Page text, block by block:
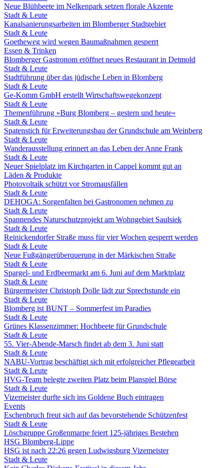
Neue Blühbeete im Nelkenpark setzen florale Akzente
Stadt & Leute
Kanalsanierungsarbeiten im Blomberger Stadtgebiet
Stadt & Leute
Goetheweg wird wegen Baumaßnahmen gesperrt
Essen & Trinken
Blomberger Gastronom eröffnet neues Restaurant in Detmold
Stadt & Leute
Stadtführung über das jüdische Leben in Blomberg
Stadt & Leute
Ge-Komm GmbH erstellt Wirtschaftswegekonzept
Stadt & Leute
Themenführung »Burg Blomberg – gestern und heute«
Stadt & Leute
Spatenstich für Erweiterungsbau der Grundschule am Weinberg
Stadt & Leute
Wanderausstellung erinnert an das Leben der Anne Frank
Stadt & Leute
Neuer Spielplatz im Kirchgarten in Cappel kommt gut an
Läden & Produkte
Photovoltaik schützt vor Stromausfällen
Stadt & Leute
DEHOGA: Sorgenfalten bei Gastronomen nehmen zu
Stadt & Leute
Spannendes Naturschutzprojekt am Wohngebiet Saulsiek
Stadt & Leute
Reinickendorfer Straße muss für vier Wochen gesperrt werden
Stadt & Leute
Neue Fußgängerüberquerung in der Märkischen Straße
Stadt & Leute
Spargel- und Erdbeermarkt am 6. Juni auf dem Marktplatz
Stadt & Leute
Bürgermeister Christoph Dolle lädt zur Sprechstunde ein
Stadt & Leute
Blomberg ist BUNT – Sommerfest im Paradies
Stadt & Leute
Grünes Klassenzimmer: Hochbeete für Grundschule
Stadt & Leute
55. Vier-Abende-Marsch findet ab dem 3. Juni statt
Stadt & Leute
NABU-Vortrag beschäftigt sich mit erfolgreicher Pflegearbeit
Stadt & Leute
HVG-Team belegte zweiten Platz beim Planspiel Börse
Stadt & Leute
Vizemeister durfte sich ins Goldene Buch eintragen
Events
Eschenbruch freut sich auf das bevorstehende Schützenfest
Stadt & Leute
Löschgruppe Großenmarpe feiert 125-jähriges Bestehen
HSG Blomberg-Lippe
HSG ist nach 22:26 gegen Ludwigsburg Vizemeister
Stadt & Leute